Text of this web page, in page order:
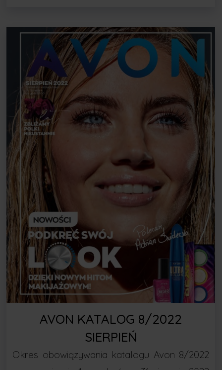
AVON KATALOG 8/2022
SIERPIEŃ
Okres obowiązywania katalogu Avon 8/2022